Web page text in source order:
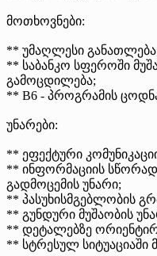
მოთხოვნები:
** უმაღლესი
** საბანკო სფეროში
გამოცდილება;
** B6 - პროგრამის
უნარები:
** ეფექტური
** ინფორმაციის
გადმოცემის უნარი;
** პასუხისმგებლობის
** გუნდური მუშაობის
** დეტალებზე
** სტრესულ სიტუაციაში